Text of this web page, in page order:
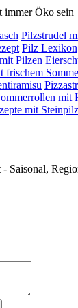
immer Öko sein
Pilzstrudel
Pilz Lexikon
Pilzen
frischem
mit
mit
Saisonal,